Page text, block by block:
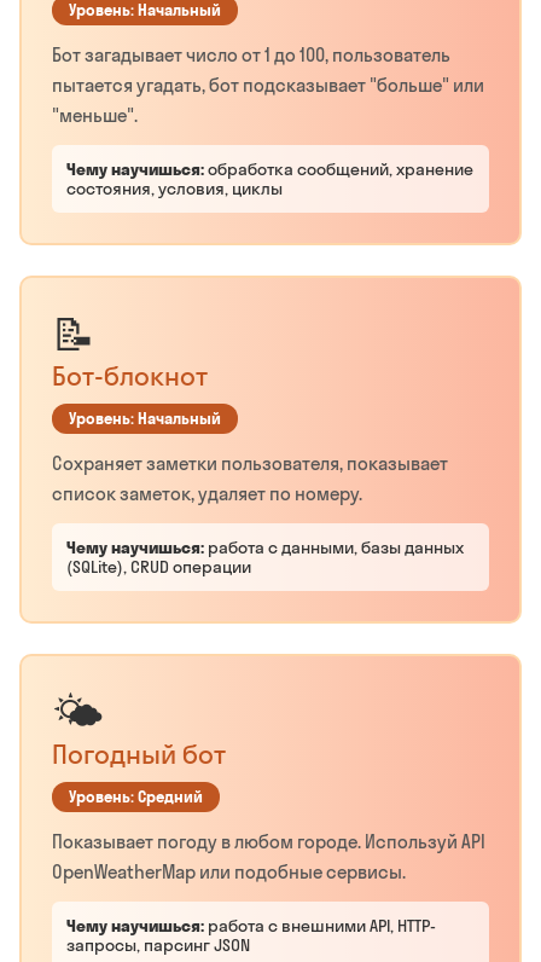
Уровень: Начальный
Бот загадывает число от 1 до 100, пользователь
пытается угадать, бот подсказывает "больше" или
"меньше".
Чему научишься:обработка сообщений, хранение
состояния, условия, циклы
📝
Бот-блокнот
Уровень: Начальный
Сохраняет заметки пользователя, показывает
список заметок, удаляет по номеру.
Чему научишься: работа с данными, базы данных
(SQLite), CRUD операции
🌤️
Погодный бот
Уровень: Средний
Показывает погоду в любом городе. Используй API
OpenWeatherMap или подобные сервисы.
Чему научишься: работа с внешними API, HTTP-
запросы, парсинг JSON